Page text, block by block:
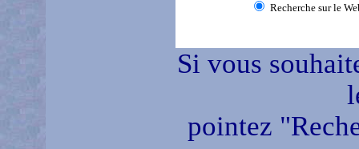
Recherche sur le
Si vous
pointez